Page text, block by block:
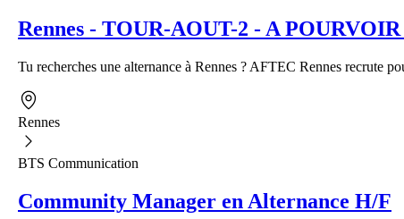
Rennes - TOUR-AOUT-2 - A
Tu recherches une alternance à Rennes ? AFTEC Rennes recrute
Rennes
BTS Communication
Community Manager en Alternance H/F